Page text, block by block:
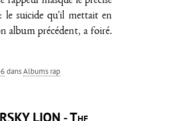
le suicide qu'il mettait en
album précédent, a foiré.
dansAlbums rap